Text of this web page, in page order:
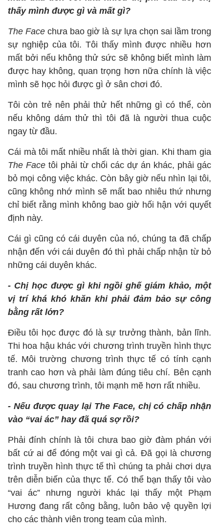
thấy mình được gì và mất gì?
The Face chưa bao giờ là sự lựa chọn sai lầm trong
sự nghiệp của tôi. Tôi thấy mình được nhiều hơn
mất bởi nếu không thử sức sẽ không biết mình làm
được hay không, quan trọng hơn nữa chính là việc
mình sẽ học hỏi được gì ở sân chơi đó.
Tôi còn trẻ nên phải thử hết những gì có thể, còn
nếu không dám thử thì tôi đã là người thua cuộc
ngay từ đầu.
Cái mà tôi mất nhiều nhất là thời gian. Khi tham gia
The Face tôi phải từ chối các dự án khác, phải gác
bỏ mọi công việc khác. Còn bây giờ nếu nhìn lại tôi,
cũng không nhớ mình sẽ mất bao nhiêu thứ nhưng
chỉ biết rằng mình không bao giờ hối hận với quyết
định này.
Cái gì cũng có cái duyên của nó, chúng ta đã chấp
nhận đến với cái duyên đó thì phải chấp nhận từ bỏ
những cái duyên khác.
- Chị học được gì khi ngồi ghế giám khảo, một
vị trí khá khó khăn khi phải đảm bảo sự công
bằng rất lớn?
Điều tôi học được đó là sự trưởng thành, bản lĩnh.
Thi hoa hậu khác với chương trình truyền hình thực
tế. Môi trường chương trình thực tế có tính cạnh
tranh cao hơn và phải làm đúng tiêu chí. Bên cạnh
đó, sau chương trình, tôi mạnh mẽ hơn rất nhiều.
- Nếu được quay lại The Face, chị có chấp nhận
vào “vai ác” hay đã quá sợ rồi?
Phải đính chính là tôi chưa bao giờ đàm phán với
bất cứ ai để đóng một vai gì cả. Đã gọi là chương
trình truyền hình thực tế thì chúng ta phải chơi dựa
trên diễn biến của thực tế. Có thể bạn thấy tôi vào
“vai ác” nhưng người khác lại thấy một Phạm
Hương đang rất công bằng, luôn bảo vệ quyền lợi
cho các thành viên trong team của mình.